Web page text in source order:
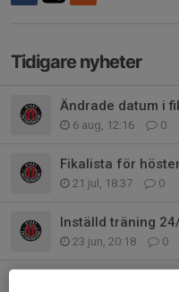
Tidigare nyheter
Ändrade datum i
6 aug, 12:16 0
Fikalista för
21 jul, 18:37 0
Inställd träning
23 jun, 20:18 0